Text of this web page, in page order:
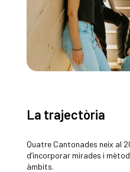
La trajectòria
Quatre Cantonades neix al
d’incorporar mirades i
àmbits.